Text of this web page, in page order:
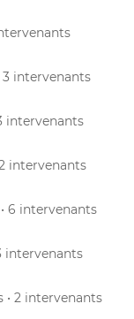
3 intervenants
intervenants
intervenants
6 intervenants
intervenants
• 2 intervenants